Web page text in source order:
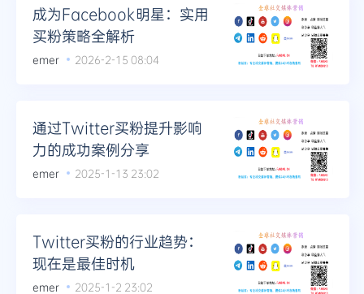
成为Facebook明星：实用
买粉策略全解析
emer 2026-2-15 08:04
通过Twitter买粉提升影响
力的成功案例分享
emer 2025-1-13 23:02
Twitter买粉的行业趋势：
现在是最佳时机
emer 2025-1-2 23:02